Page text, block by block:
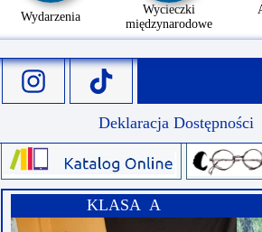
KLASA A
Deklaracja Dostępności
Wycieczki
międzynarodowe
Wydarzenia